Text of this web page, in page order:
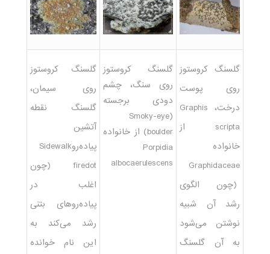
گلسنگ کروستوز
روی پوست
درخت، Graphis
scripta از
خانواده
Graphidaceae
(چون الگوی
رشد آن شبیه
نوشتن می‌شود
به آن گلسنگ
گلسنگ کروستوز
روی سنگ، چشم
دودی برجسته
(Smoky-eye
boulder) از خانواده
Porpidia
albocaerulescens
گلسنگ کروستوز
روی سیمان،
گلسنگ نقطه
آتشین
پیاده‌روSidewalk
firedot (چون
اغلب در
پیاده‌روهای بتنی
رشد می‌کند به
این نام خوانده